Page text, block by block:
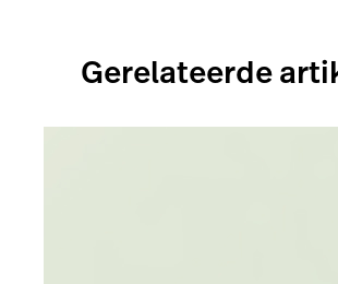
Gerelateerde